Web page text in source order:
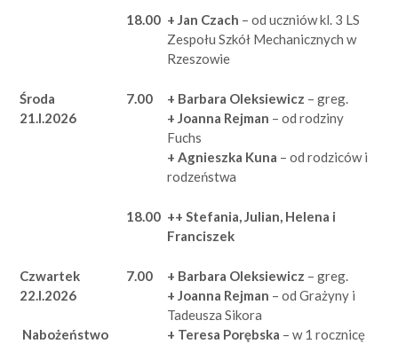
18.00 + Jan Czach – od uczniów kl. 3 LS
Zespołu Szkół Mechanicznych w
Rzeszowie
Środa
21.I.2026
7.00 + Barbara Oleksiewicz – greg.
+ Joanna Rejman – od rodziny
Fuchs
+ Agnieszka Kuna – od rodziców i
rodzeństwa
18.00 ++ Stefania, Julian, Helena i
Franciszek
Czwartek
22.I.2026
Nabożeństwo
7.00 + Barbara Oleksiewicz – greg.
+ Joanna Rejman – od Grażyny i
Tadeusza Sikora
+ Teresa Porębska – w 1 rocznicę